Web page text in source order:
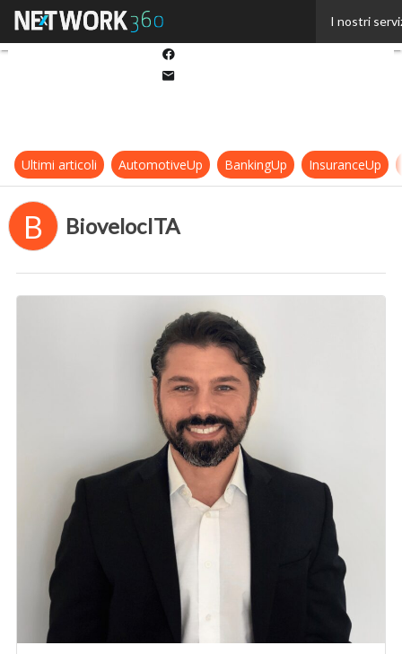
I nostri
Ultimi articoli AutomotiveUp BankingUp InsuranceUp
B BiovelocITA